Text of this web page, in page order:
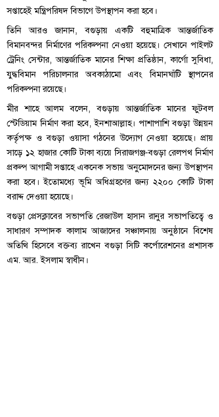
সপ্তাহেই মন্ত্রিপরিষদ বিভাগে উপস্থাপন করা হবে।
তিনি আরও জানান, বগুড়ায় একটি বহুমাত্রিক আন্তর্জাতিক
বিমানবন্দর নির্মাণের পরিকল্পনা নেওয়া হয়েছে। সেখানে পাইলট
ট্রেনিং সেন্টার, আন্তর্জাতিক মানের শিক্ষা প্রতিষ্ঠান, কার্গো সুবিধা,
যুদ্ধবিমান পরিচালনার অবকাঠামো এবং বিমানঘাঁটি স্থাপনের
পরিকল্পনা রয়েছে।
মীর শাহে আলম বলেন, বগুড়ায় আন্তর্জাতিক মানের ফুটবল
স্টেডিয়াম নির্মাণ করা হবে, ইনশাআল্লাহ। পাশাপাশি বগুড়া উন্নয়ন
কর্তৃপক্ষ ও বগুড়া ওয়াসা গঠনের উদ্যোগ নেওয়া হয়েছে। প্রায়
সাড়ে ১২ হাজার কোটি টাকা ব্যয়ে সিরাজগঞ্জ-বগুড়া রেলপথ নির্মাণ
প্রকল্প আগামী সপ্তাহে একনেক সভায় অনুমোদনের জন্য উপস্থাপন
করা হবে। ইতোমধ্যে ভূমি অধিগ্রহণের জন্য ২২০০ কোটি টাকা
বরাদ্দ দেওয়া হয়েছে।
বগুড়া প্রেসক্লাবের সভাপতি রেজাউল হাসান রানুর সভাপতিত্বে ও
সাধারণ সম্পাদক কালাম আজাদের সঞ্চালনায় অনুষ্ঠানে বিশেষ
অতিথি হিসেবে বক্তব্য রাখেন বগুড়া সিটি কর্পোরেশনের প্রশাসক
এম. আর. ইসলাম স্বাধীন।